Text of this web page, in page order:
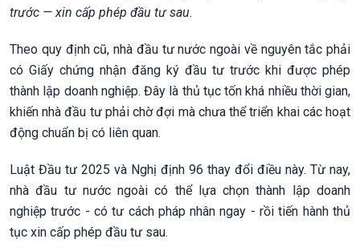
trước — xin cấp phép đầu tư sau.
Theo quy định cũ, nhà đầu tư nước ngoài về nguyên tắc phải
có Giấy chứng nhận đăng ký đầu tư trước khi được phép
thành lập doanh nghiệp. Đây là thủ tục tốn khá nhiều thời gian,
khiến nhà đầu tư phải chờ đợi mà chưa thể triển khai các hoạt
động chuẩn bị có liên quan.
Luật Đầu tư 2025 và Nghị định 96 thay đổi điều này. Từ nay,
nhà đầu tư nước ngoài có thể lựa chọn thành lập doanh
nghiệp trước - có tư cách pháp nhân ngay - rồi tiến hành thủ
tục xin cấp phép đầu tư sau.